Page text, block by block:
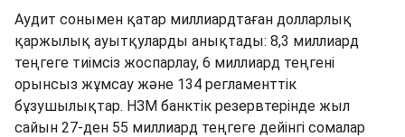
Аудит сонымен қатар миллиардтаған долларлық
қаржылық ауытқуларды анықтады: 8,3 миллиард
теңгеге тиімсіз жоспарлау, 6 миллиард теңгені
орынсыз жұмсау және 134 регламенттік
бұзушылықтар. НЗМ банктік резервтерінде жыл
сайын 27-ден 55 миллиард теңгеге дейінгі сомалар